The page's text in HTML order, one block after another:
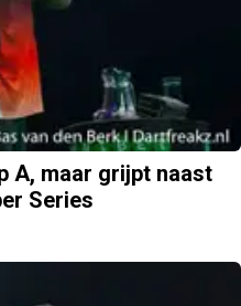
A, maar grijpt naast
Series